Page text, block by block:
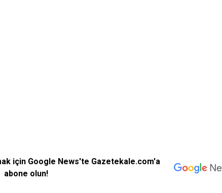
için Google News'te Gazetekale.com'a
abone olun!